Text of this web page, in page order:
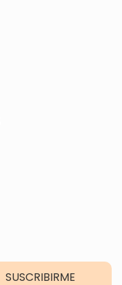
SUSCRIBIRME